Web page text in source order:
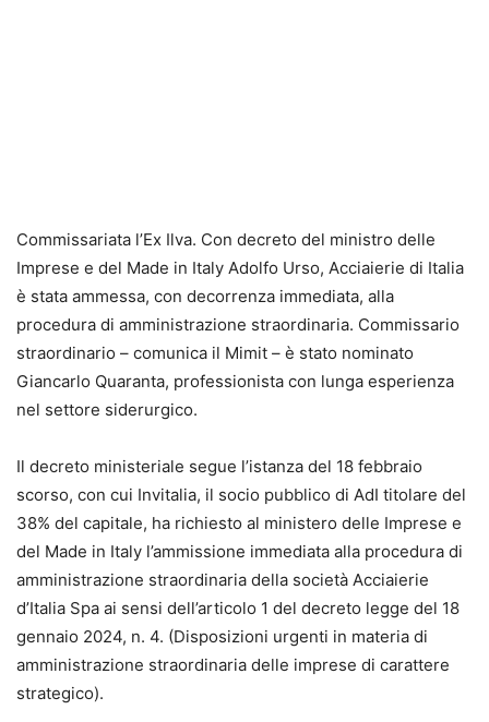
Commissariata l’Ex Ilva. Con decreto del ministro delle
Imprese e del Made in Italy Adolfo Urso, Acciaierie di Italia
è stata ammessa, con decorrenza immediata, alla
procedura di amministrazione straordinaria. Commissario
straordinario – comunica il Mimit – è stato nominato
Giancarlo Quaranta, professionista con lunga esperienza
nel settore siderurgico.
Il decreto ministeriale segue l’istanza del 18 febbraio
scorso, con cui Invitalia, il socio pubblico di AdI titolare del
38% del capitale, ha richiesto al ministero delle Imprese e
del Made in Italy l’ammissione immediata alla procedura di
amministrazione straordinaria della società Acciaierie
d’Italia Spa ai sensi dell’articolo 1 del decreto legge del 18
gennaio 2024, n. 4. (Disposizioni urgenti in materia di
amministrazione straordinaria delle imprese di carattere
strategico).